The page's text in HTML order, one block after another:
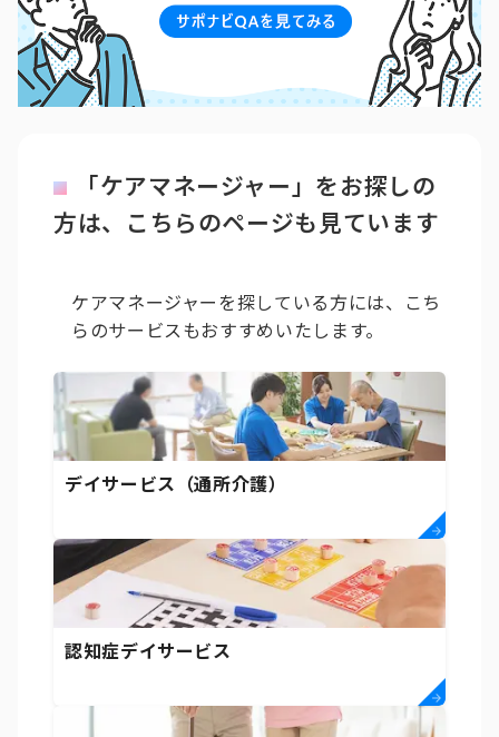
「ケアマネージャー」をお探しの
方は、こちらのページも見ています
ケアマネージャーを探している方には、こち
らのサービスもおすすめいたします。
デイサービス（通所介護）
認知症デイサービス